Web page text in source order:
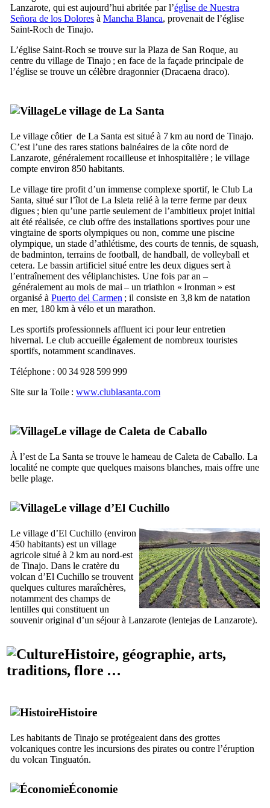
Lanzarote, qui est aujourd’hui abritée par l’église de Nuestra
Señora de los Dolores à Mancha Blanca, provenait de l’église
Saint-Roch de Tinajo.
L’église Saint-Roch se trouve sur la Plaza de San Roque, au
centre du village de Tinajo ; en face de la façade principale de
l’église se trouve un célèbre dragonnier (Dracaena draco).
Le village de La Santa
Le village côtier de La Santa est situé à 7 km au nord de Tinajo.
C’est l’une des rares stations balnéaires de la côte nord de
Lanzarote, généralement rocailleuse et inhospitalière ; le village
compte environ 850 habitants.
Le village tire profit d’un immense complexe sportif, le Club La
Santa, situé sur l’îlot de La Isleta relié à la terre ferme par deux
digues ; bien qu’une partie seulement de l’ambitieux projet initial
ait été réalisée, ce club offre des installations sportives pour une
vingtaine de sports olympiques ou non, comme une piscine
olympique, un stade d’athlétisme, des courts de tennis, de squash,
de badminton, terrains de football, de handball, de volleyball et
cetera. Le bassin artificiel situé entre les deux digues sert à
l’entraînement des véliplanchistes. Une fois par an –
généralement au mois de mai – un triathlon « Ironman » est
organisé à Puerto del Carmen ; il consiste en 3,8 km de natation
en mer, 180 km à vélo et un marathon.
Les sportifs professionnels affluent ici pour leur entretien
hivernal. Le club accueille également de nombreux touristes
sportifs, notamment scandinaves.
Téléphone : 00 34 928 599 999
Site sur la Toile : www.clublasanta.com
Le village de Caleta de Caballo
À l’est de La Santa se trouve le hameau de Caleta de Caballo. La
localité ne compte que quelques maisons blanches, mais offre une
belle plage.
Le village d’El Cuchillo
Le village d’El Cuchillo (environ
450 habitants) est un village
agricole situé à 2 km au nord-est
de Tinajo. Dans le cratère du
volcan d’El Cuchillo se trouvent
quelques cultures maraîchères,
notamment des champs de
lentilles qui constituent un
souvenir original d’un séjour à Lanzarote (lentejas de Lanzarote).
Histoire, géographie, arts,
traditions, flore …
Histoire
Les habitants de Tinajo se protégeaient dans des grottes
volcaniques contre les incursions des pirates ou contre l’éruption
du volcan Tinguatón.
Économie